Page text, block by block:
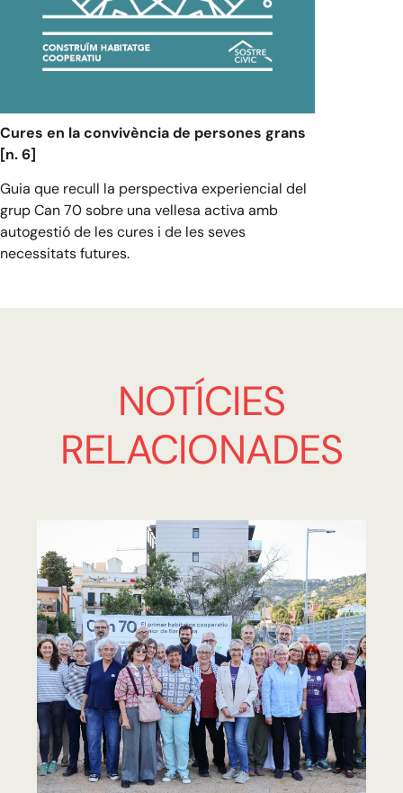
Cures en la convivència de persones grans
[n. 6]
Guia que recull la perspectiva experiencial del
grup Can 70 sobre una vellesa activa amb
autogestió de les cures i de les seves
necessitats futures.
NOTÍCIES
RELACIONADES